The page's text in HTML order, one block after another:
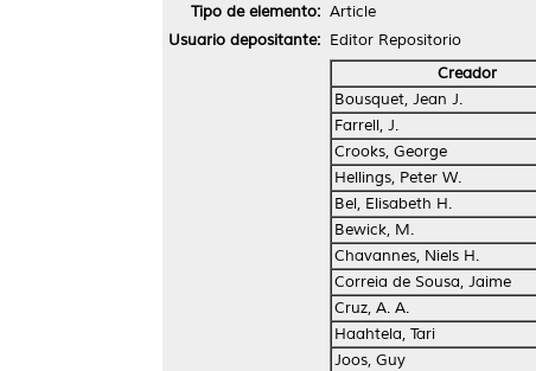
Tipo de elemento: Article
Usuario depositante: Editor Repositorio
Creador
Bousquet, Jean J.
Farrell, J.
Crooks, George
Hellings, Peter W.
Bel, Elisabeth H.
Bewick, M.
Chavannes, Niels H.
Correia de Sousa, Jaime
Cruz, A. A.
Haahtela, Tari
Joos, Guy